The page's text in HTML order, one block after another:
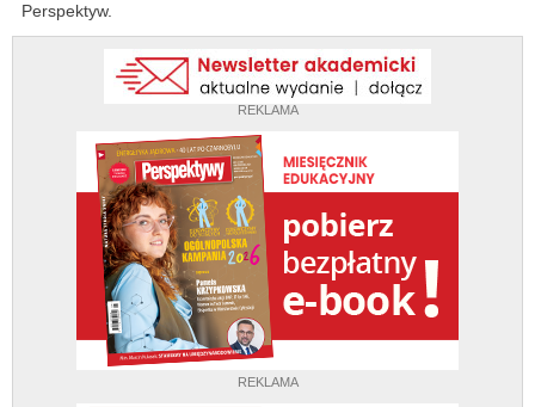
REKLAMA
REKLAMA
Perspektyw.